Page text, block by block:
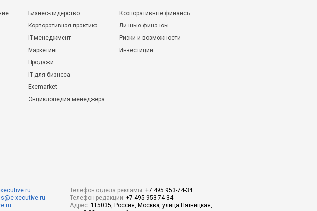
Бизнес-лидерство
Корпоративная практика
IT-менеджмент
Маркетинг
Продажи
IT для бизнеса
Exemarket
Энциклопедия менеджера
Корпоративные финансы
Личные финансы
Риски и возможности
Инвестиции
xecutive.ru
Телефон отдела рекламы: +7 495 953-74-34
Телефон редакции: +7 495 953-74-34
Адрес: 115035, Россия, Москва, улица Пятницкая,